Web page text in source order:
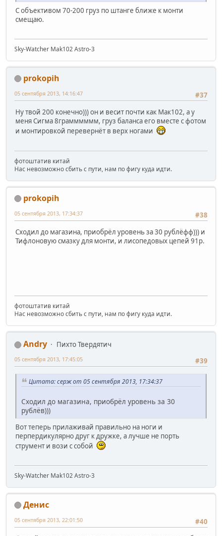
С объективом 70-200 груз по штанге ближе к монти
смещаю.
Sky-Watcher Mak102 Astro-3
prokopih
#37
05 сентября 2013, 14:16:47
Ну твой 200 конечно))) он и весит почти как Мак102, а у
меня Сигма 8грамммммм, груз баланса его вместе с фотом
и монтировкой перевернёт в верх ногами
фотоштатив китай
Нас невозможно сбить с пути, нам по фигу куда идти.
prokopih
#38
05 сентября 2013, 17:34:37
Сходил до магазина, приобрёл уровень за 30 рублёфф))) и
Тифлоновую смазку для монти, и лисопедовых цепей 91р.
фотоштатив китай
Нас невозможно сбить с пути, нам по фигу куда идти.
Andry
Пихто Твердятич
#39
05 сентября 2013, 17:45:05
Цитата: серж от 05 сентября 2013, 17:34:37
Сходил до магазина, приобрёл уровень за 30
рублёв)))
Вот теперь прилаживай правильно на ноги и
перпердикулярно друг к дружке, а лучше не порть
струмент и вози с собой
Sky-Watcher Mak102 Astro-3
Денис
#40
05 сентября 2013, 22:01:50